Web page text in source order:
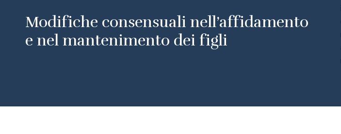
Modifiche consensuali nell’affidamento
e nel mantenimento dei figli